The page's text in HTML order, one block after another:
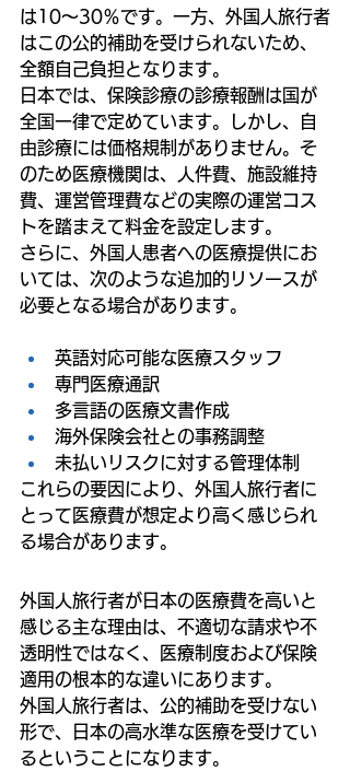
は10～30％です。一方、外国人旅行者
はこの公的補助を受けられないため、
全額自己負担となります。
日本では、保険診療の診療報酬は国が
全国一律で定めています。しかし、自
由診療には価格規制がありません。そ
のため医療機関は、人件費、施設維持
費、運営管理費などの実際の運営コス
トを踏まえて料金を設定します。
さらに、外国人患者への医療提供にお
いては、次のような追加的リソースが
必要となる場合があります。
英語対応可能な医療スタッフ
専門医療通訳
多言語の医療文書作成
海外保険会社との事務調整
未払いリスクに対する管理体制
これらの要因により、外国人旅行者に
とって医療費が想定より高く感じられ
る場合があります。
外国人旅行者が日本の医療費を高いと
感じる主な理由は、不適切な請求や不
透明性ではなく、医療制度および保険
適用の根本的な違いにあります。
外国人旅行者は、公的補助を受けない
形で、日本の高水準な医療を受けてい
るということになります。